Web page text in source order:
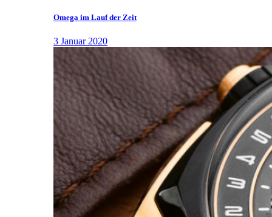
Omega im Lauf der Zeit
3 Januar 2020